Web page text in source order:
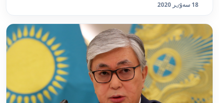
18 سەۋٸر 2020